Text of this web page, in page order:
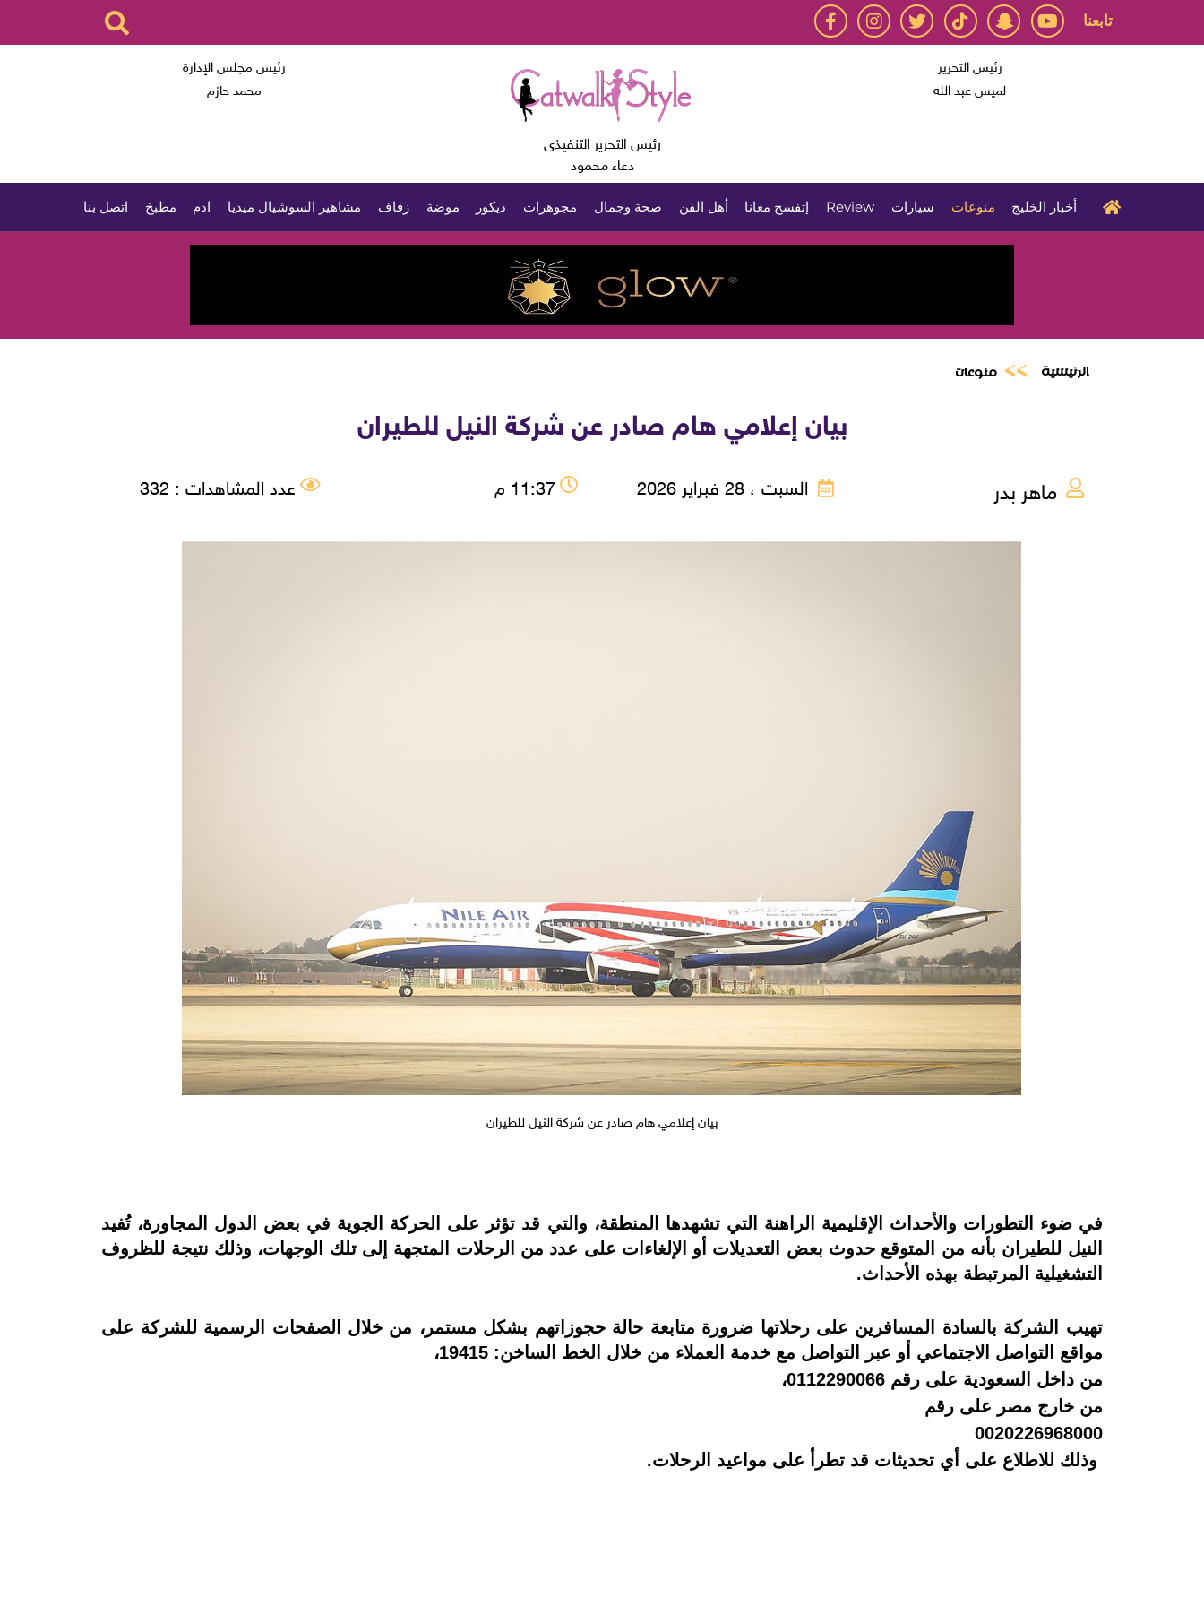
تابعنا
رئيس التحرير
لميس عبد الله
رئيس التحرير التنفيذى
دعاء محمود
رئيس مجلس الإدارة
محمد حازم
أخبار الخليج منوعات سيارات Review إتفسح معانا أهل الفن صحة وجمال مجوهرات ديكور موضة زفاف مشاهير السوشيال ميديا ادم مطبخ اتصل بنا
الرئيسية منوعات
بيان إعلامي هام صادر عن شركة النيل للطيران
ماهر بدر السبت ، 28 فبراير 2026 11:37 م عدد المشاهدات : 332
بيان إعلامي هام صادر عن شركة النيل للطيران
في ضوء التطورات والأحداث الإقليمية الراهنة التي تشهدها المنطقة، والتي قد تؤثر على الحركة الجوية في بعض الدول المجاورة، تُفيد
النيل للطيران بأنه من المتوقع حدوث بعض التعديلات أو الإلغاءات على عدد من الرحلات المتجهة إلى تلك الوجهات، وذلك نتيجة للظروف
التشغيلية المرتبطة بهذه الأحداث.
تهيب الشركة بالسادة المسافرين على رحلاتها ضرورة متابعة حالة حجوزاتهم بشكل مستمر، من خلال الصفحات الرسمية للشركة على
مواقع التواصل الاجتماعي أو عبر التواصل مع خدمة العملاء من خلال الخط الساخن: 19415،
من داخل السعودية على رقم 0112290066،
من خارج مصر على رقم
0020226968000
وذلك للاطلاع على أي تحديثات قد تطرأ على مواعيد الرحلات.